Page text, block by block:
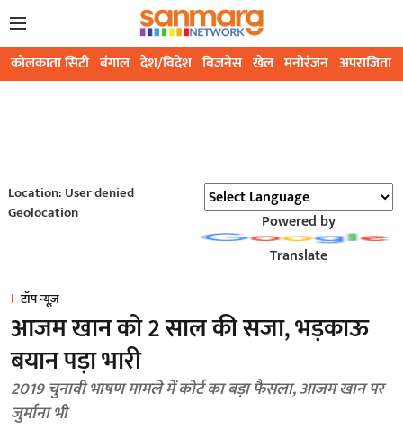
कोलकाता सिटी बंगाल देश/विदेश बिजनेस खेल मनोरंजन अपराजिता
Location: User denied
Geolocation
Powered by
Translate
टॉप न्यूज़
आजम खान को 2 साल की सजा, भड़काऊ
बयान पड़ा भारी
2019 चुनावी भाषण मामले में कोर्ट का बड़ा फैसला, आजम खान पर
जुर्माना भी